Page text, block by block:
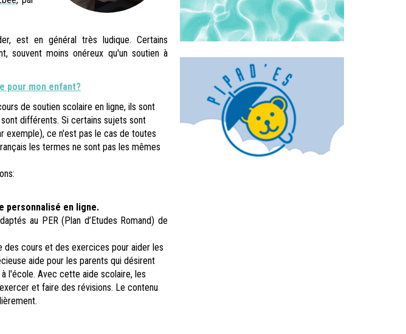
est en général très ludique. Certains
souvent moins onéreux qu'un soutien à
pour mon enfant?
de soutien scolaire en ligne, ils sont
différents. Si certains sujets sont
exemple), ce n'est pas le cas de toutes
les termes ne sont pas les mêmes
personnalisé en ligne.
au PER (Plan d’Etudes Romand) de
des cours et des exercices pour aider les
aide pour les parents qui désirent
l'école. Avec cette aide scolaire, les
et faire des révisions. Le contenu